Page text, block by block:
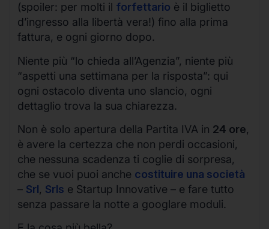
(spoiler: per molti il forfettario è il biglietto
d’ingresso alla libertà vera!) fino alla prima
fattura, e ogni giorno dopo.
Niente più “lo chieda all’Agenzia”, niente più
“aspetti una settimana per la risposta”: qui
ogni ostacolo diventa uno slancio, ogni
dettaglio trova la sua chiarezza.
Non è solo apertura della Partita IVA in 24 ore,
è avere la certezza che non perdi occasioni,
che nessuna scadenza ti coglie di sorpresa,
che se vuoi puoi anche costituire una società
– Srl, Srls e Startup Innovative – e fare tutto
senza passare la notte a googlare moduli.